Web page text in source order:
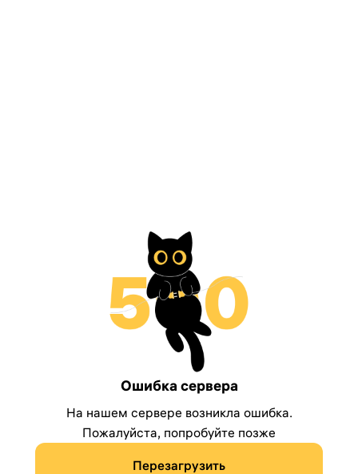
Ошибка сервера
На нашем сервере возникла ошибка.
Пожалуйста, попробуйте позже
Перезагрузить